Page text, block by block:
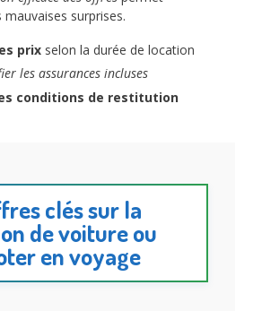
mauvaises surprises.
prix selon la durée de location
les assurances incluses
conditions de restitution
clés sur la
de voiture ou
en voyage